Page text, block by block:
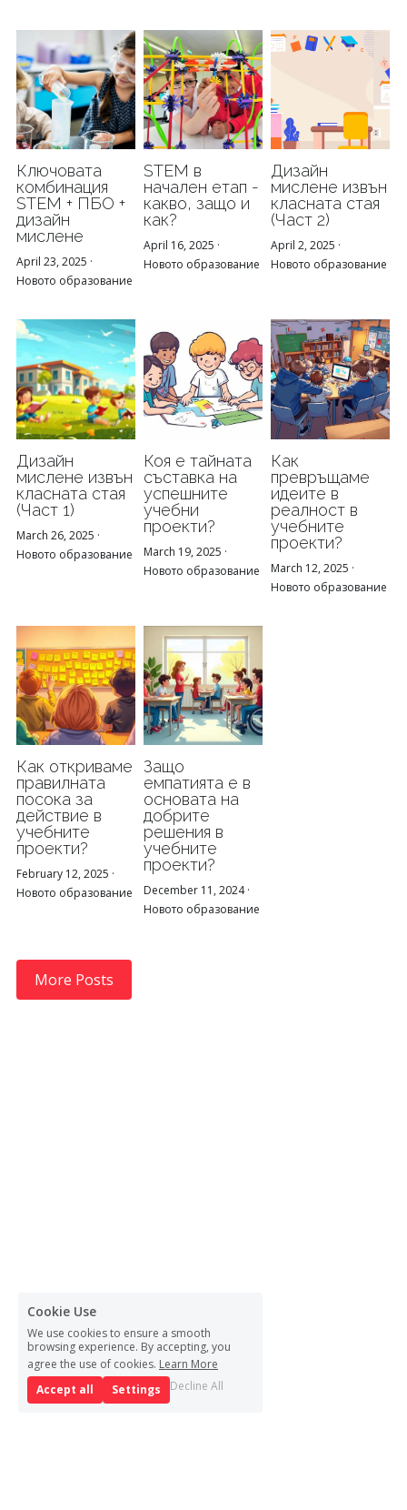
Ключовата
комбинация
STEM + ПБО +
дизайн
мислене
April 23, 2025 ·
Новото образование
STEM в
начален етап -
какво, защо и
как?
April 16, 2025 ·
Новото образование
Дизайн
мислене извън
класната стая
(Част 2)
April 2, 2025 ·
Новото образование
Дизайн
мислене извън
класната стая
(Част 1)
March 26, 2025 ·
Новото образование
Коя е тайната
съставка на
успешните
учебни
проекти?
March 19, 2025 ·
Новото образование
Как
превръщаме
идеите в
реалност в
учебните
проекти?
March 12, 2025 ·
Новото образование
Как откриваме
правилната
посока за
действие в
учебните
проекти?
February 12, 2025 ·
Новото образование
Защо
емпатията е в
основата на
добрите
решения в
учебните
проекти?
December 11, 2024·
Новото образование
More Posts
Cookie Use
We use cookies to ensure a smooth
browsing experience. By accepting, you
agree the use of cookies. Learn More
Accept all
Settings Decline All